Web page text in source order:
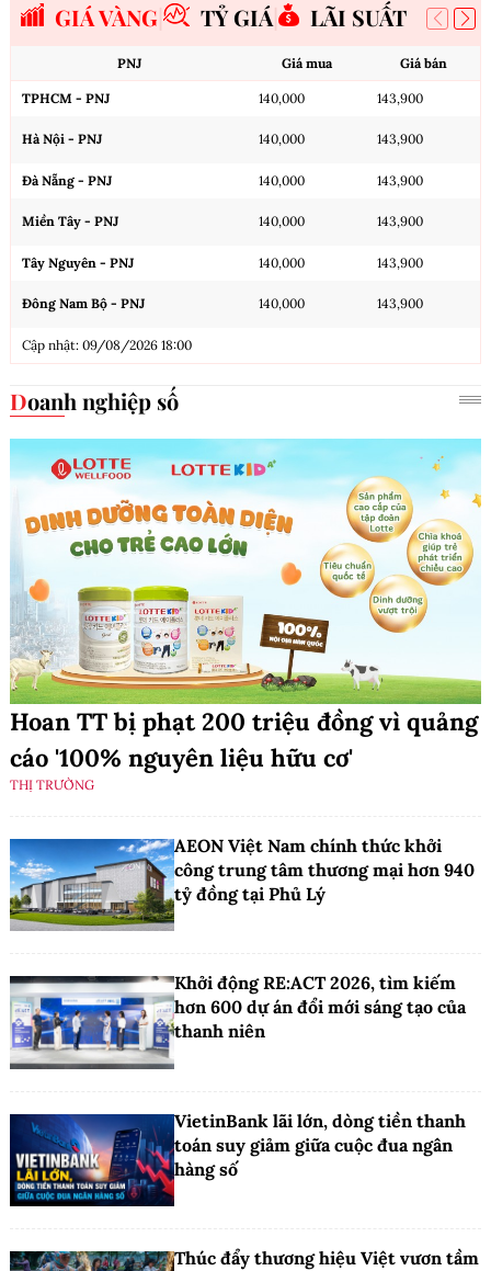
GIÁ VÀNG TỶ GIÁ LÃI SUẤT
PNJ Giá mua Giá bán
TPHCM - PNJ 140,000 143,900
Hà Nội - PNJ 140,000 143,900
Đà Nẵng - PNJ 140,000 143,900
Miền Tây - PNJ 140,000 143,900
Tây Nguyên - PNJ 140,000 143,900
Đông Nam Bộ - PNJ 140,000 143,900
Cập nhật: 09/08/2026 18:00
Doanh nghiệp số
Hoan TT bị phạt 200 triệu đồng vì quảng
cáo '100% nguyên liệu hữu cơ'
THỊ TRƯỜNG
AEON Việt Nam chính thức khởi
công trung tâm thương mại hơn 940
tỷ đồng tại Phủ Lý
Khởi động RE:ACT 2026, tìm kiếm
hơn 600 dự án đổi mới sáng tạo của
thanh niên
VietinBank lãi lớn, dòng tiền thanh
toán suy giảm giữa cuộc đua ngân
hàng số
Thúc đẩy thương hiệu Việt vươn tầm